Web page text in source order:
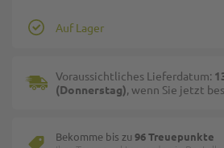
Auf Lager
Voraussichtliches Lieferdatum:
(Donnerstag), wenn Sie jetzt
Bekomme bis zu 96 Treuepunkte